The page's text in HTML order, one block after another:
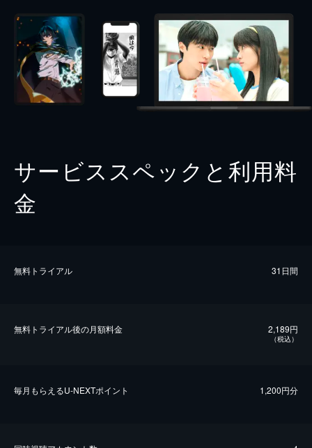
サービススペックと利用料
金
無料トライアル 31日間
無料トライアル後の⽉額料金 2,189円
（税込）
毎⽉もらえるU-NEXTポイント 1,200円分